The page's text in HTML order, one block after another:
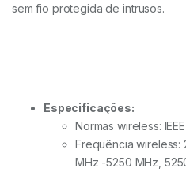
sem fio protegida de intrusos.
Especificações:
Normas wireless:
Frequência wireless:
MHz -5250 MHz,